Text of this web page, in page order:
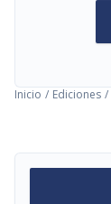
Inicio / Ediciones /